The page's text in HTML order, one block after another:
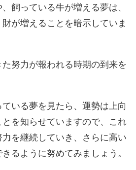
飼っている牛が増える夢は、
が増えることを暗示していま
努力が報われる時期の到来を
いる夢を見たら、運勢は上向
を知らせていますので、これ
を継続していき、さらに高い
るように努めてみましょう。